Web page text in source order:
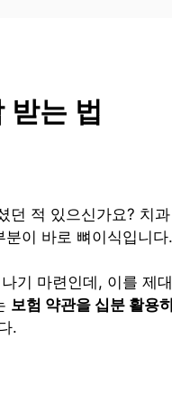
받는 법
던 적 있으신가요? 치
이 바로 뼈이식입니다.
기 마련인데, 이를 제
보험 약관을 십분 활용
.